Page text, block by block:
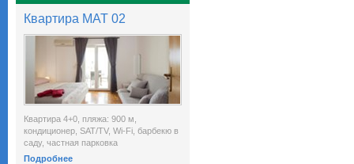
Квартира MAT 02
Квартира 4+0, пляжа: 900 м,
кондиционер, SAT/TV, Wi-Fi, барбекю в
саду, частная парковка
Подробнее